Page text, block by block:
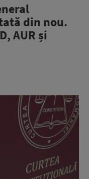
din nou.
AUR și